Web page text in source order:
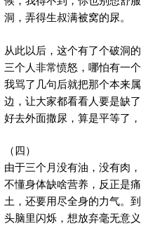
洞，弄得生叔满被窝的尿。
从此以后，这个有了个破洞
三个人非常愤怒，哪怕有一
我骂了几句后就把那个本来
边，让大家都看看人要是缺
好去外面撒尿，算是平等了
（四）
由于三个月没有油，没有肉
不懂身体缺啥营养，反正是
土，还要用尽全身的力气。
头脑里闪烁，想放弃毫无意